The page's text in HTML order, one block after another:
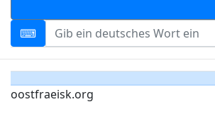
oostfraeisk.org